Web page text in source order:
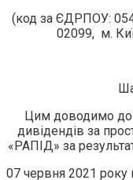
(код за ЄДРПОУ:
02099, м.
Цим доводимо до
дивідендів за
«РАПІД» за
07 червня 2021 року